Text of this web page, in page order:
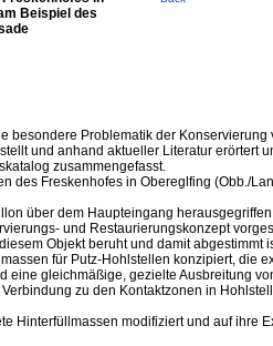
Beispiel des
besondere Problematik der Konservierung
und anhand aktueller Literatur erörtert
zusammengefasst.
des Freskenhofes in Obereglfing (Obb./
über dem Haupteingang
und Restaurierungskonzept
Objekt beruht und damit abgestimmt
für Putz-Hohlstellen konzipiert, die
eine gleichmäßige, gezielte Ausbreitung
zu den Kontaktzonen in
Hinterfüllmassen modifiziert und auf ihre